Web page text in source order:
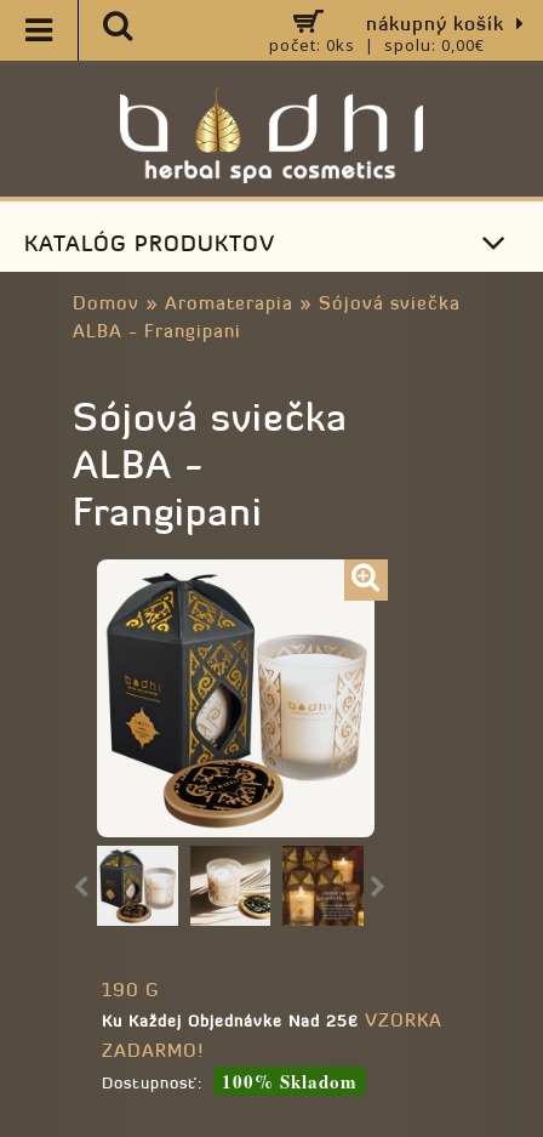
nákupný košík
počet: 0ks | spolu: 0,00€
KATALÓG PRODUKTOV
Domov » Aromaterapia » Sójová sviečka
ALBA - Frangipani
Sójová sviečka
ALBA -
Frangipani
190 G
Ku Každej Objednávke Nad 25€ VZORKA
ZADARMO!
Dostupnosť: 100% Skladom